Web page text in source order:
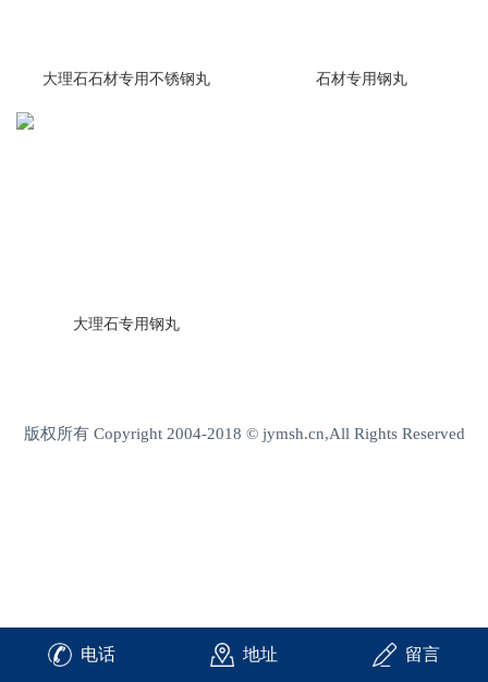
大理石石材专用不锈钢丸 石材专用钢丸
大理石专用钢丸
版权所有 Copyright 2004-2018 © jymsh.cn,All Rights Reserved
电话 地址 留言